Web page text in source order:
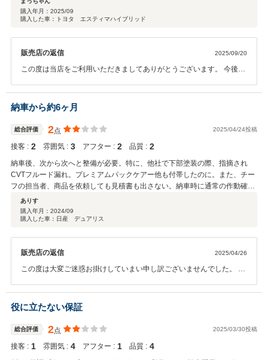
購入年月： 2025/09
購入した車：トヨタ エスティマハイブリッド
販売店の返信 2025/09/20
この度は当店をご利用いただきましてありがとうございます。 今後と
納車から約6ヶ月
総合評価 2点 2025/04/24投稿
接客 : 2 雰囲気 : 3 アフター : 2 品質 : 2
納車後、次から次へと整備が必要。特に、他社で下部塗装の際、指摘され
CVTフルード漏れ。プレミアムパックケアー他も付帯したのに。また、チー
フの担当者、商品を依頼しても見積書も出さない。納車時に通常の作動確認
すらしていない。その為何度も往復。高齢者で持病もちには大変。悪びれる
様子もなく、言い訳ばかり。誠意は全く感じられない。車が正常になる迄、
納車から約半年とは。この様な事は担当者？or社風？急成長によくある人材
ありす
購入年月： 2024/09
購入した車：日産 デュアリス
販売店の返信 2025/04/26
この度は大変ご迷惑お掛けしていまい申し訳ございませんでした。 ご
店舗改善を図って参ります。
役に立たない保証
総合評価 2点 2025/03/30投稿
接客 : 1 雰囲気 : 4 アフター : 1 品質 : 4